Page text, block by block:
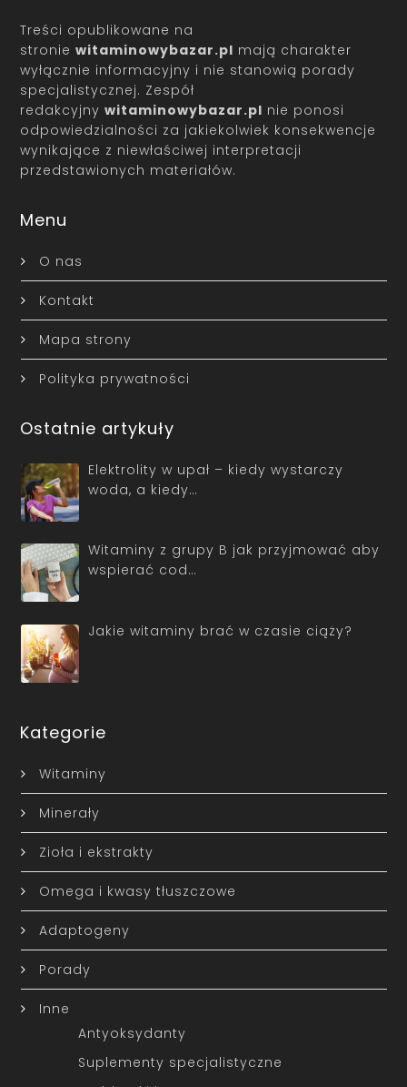
Treści opublikowane na
stroniewitaminowybazar.pl mają charakter
wyłącznie informacyjny i nie stanowią porady
specjalistycznej. Zespół
redakcyjnywitaminowybazar.pl nie ponosi
odpowiedzialności za jakiekolwiek konsekwencje
wynikające z niewłaściwej interpretacji
przedstawionych materiałów.
Menu
O nas
Kontakt
Mapa strony
Polityka prywatności
Ostatnie artykuły
Elektrolity w upał – kiedy wystarczy
woda, a kiedy…
Witaminy z grupy B jak przyjmować aby
wspierać cod…
Jakie witaminy brać w czasie ciąży?
Kategorie
Witaminy
Minerały
Zioła i ekstrakty
Omega i kwasy tłuszczowe
Adaptogeny
Porady
Inne
Antyoksydanty
Suplementy specjalistyczne